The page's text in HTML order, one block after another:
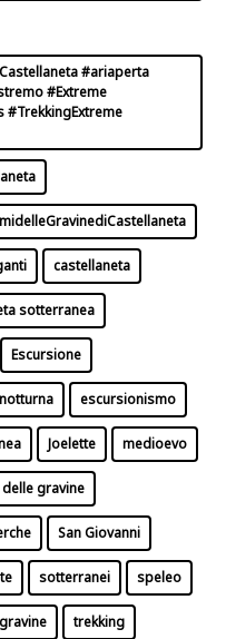
#ariaperta
#Extreme
castellaneta
sotterranea
Escursione
escursionismo
Joelette medioevo
gravine
San Giovanni
sotterranei speleo
trekking